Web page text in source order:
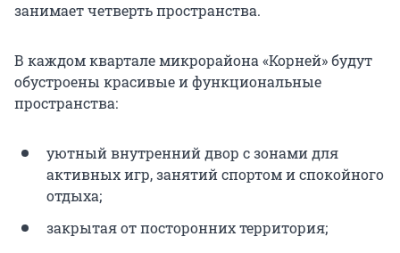
занимает четверть пространства.
В каждом квартале микрорайона «Корней» будут
обустроены красивые и функциональные
пространства:
уютный внутренний двор с зонами для
активных игр, занятий спортом и спокойного
отдыха;
закрытая от посторонних территория;